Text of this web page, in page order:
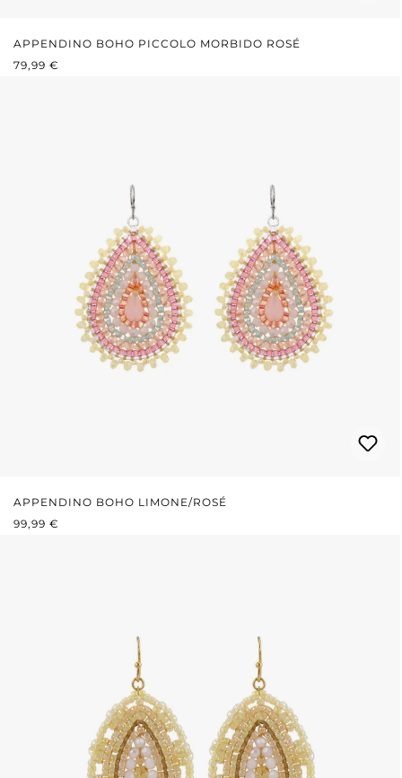
APPENDINO BOHO PICCOLO MORBIDO ROSÉ
PREZZO NORMALE:
79,99 €
APPENDINO BOHO LIMONE/ROSÉ
PREZZO NORMALE:
99,99 €